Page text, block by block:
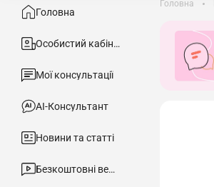
Головна
Особистий кабінет
Мої консультації
АІ-Консультант
Новини та статті
Безкоштовні вебінари
Головна